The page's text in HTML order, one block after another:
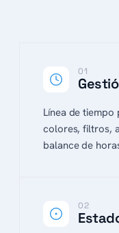
01
Línea de
colores, filtros,
balance de
02